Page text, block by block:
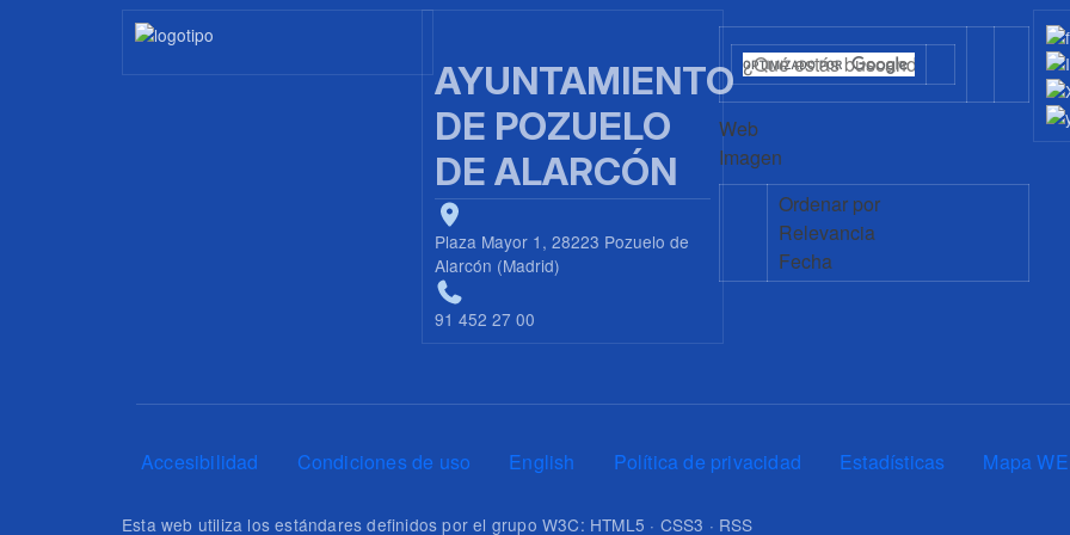
Imagen
AYUNTAMIENTO
DE POZUELO
DE ALARCÓN
Plaza Mayor 1, 28223 Pozuelo de
Alarcón (Madrid)
91 452 27 00
Web
Imagen
Ordenar por
Relevancia
Fecha
Pie de página
Accesibilidad Condiciones de uso English Política de privacidad Estadísticas Mapa
Esta web utiliza los estándares definidos por el grupo W3C: HTML5 · CSS3 · RSS